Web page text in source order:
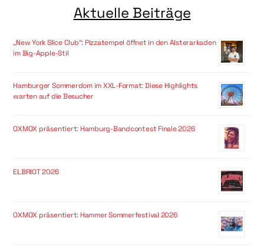
Aktuelle Beiträge
„New York Slice Club“: Pizzatempel öffnet in den Alsterarkaden
im Big-Apple-Stil
Hamburger Sommerdom im XXL-Format: Diese Highlights
warten auf die Besucher
OXMOX präsentiert: Hamburg-Bandcontest Finale 2026
ELBRIOT 2026
OXMOX präsentiert: Hammer Sommerfestival 2026